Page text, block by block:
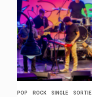
POP ROCK SINGLE SORTIE